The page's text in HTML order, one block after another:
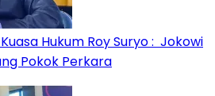
Hukum Roy Suryo : Jokowi
Pokok Perkara